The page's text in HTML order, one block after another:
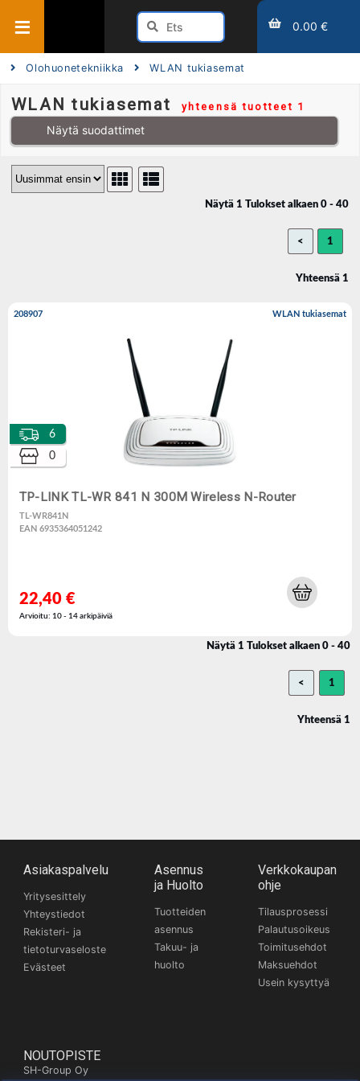
0.00 €
Olohuonetekniikka WLAN tukiasemat
WLAN tukiasemat yhteensä tuotteet 1
Näytä suodattimet
Näytä 1 Tulokset alkaen 0 - 40
< 1
Yhteensä 1
208907 WLAN tukiasemat
TP-LINK TL-WR 841 N 300M Wireless N-Router
TL-WR841N
EAN 6935364051242
6
0
22,40 €
Arvioitu: 10 - 14 arkipäiviä
Näytä 1 Tulokset alkaen 0 - 40
< 1
Yhteensä 1
Asiakaspalvelu
Yritysesittely
Yhteystiedot
Rekisteri- ja
tietoturvaseloste
Evästeet
Asennus
ja Huolto
Tuotteiden
asennus
Takuu- ja
huolto
Verkkokaupan
ohje
Tilausprosessi
Palautusoikeus
Toimitusehdot
Maksuehdot
Usein kysyttyä
NOUTOPISTE
SH-Group Oy